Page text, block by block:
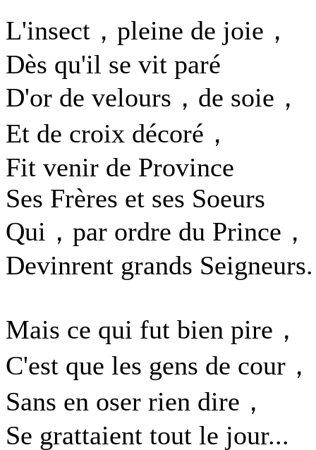
L'insect，pleine de joie，
Dès qu'il se vit paré
D'or de velours，de soie，
Et de croix décoré，
Fit venir de Province
Ses Frères et ses Soeurs
Qui，par ordre du Prince，
Devinrent grands Seigneurs.
Mais ce qui fut bien pire，
C'est que les gens de cour，
Sans en oser rien dire，
Se grattaient tout le jour...